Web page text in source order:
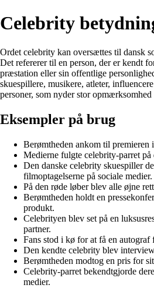
Celebrity
Ordet celebrity kan oversættes til dansk
Det refererer til en person, der er kendt
præstation eller sin offentlige
skuespillere, musikere, atleter,
personer, som nyder stor
Eksempler på brug
Berømtheden ankom til premieren
Medierne fulgte celebrity-parret på
Den danske celebrity skuespiller
filmoptagelserne på sociale medier.
På den røde løber blev alle øjne
Berømtheden holdt en
produkt.
Celebrityen blev set på en
partner.
Fans stod i kø for at få en
Den kendte celebrity blev
Berømtheden modtog en pris for
Celebrity-parret bekendtgjorde
medier.